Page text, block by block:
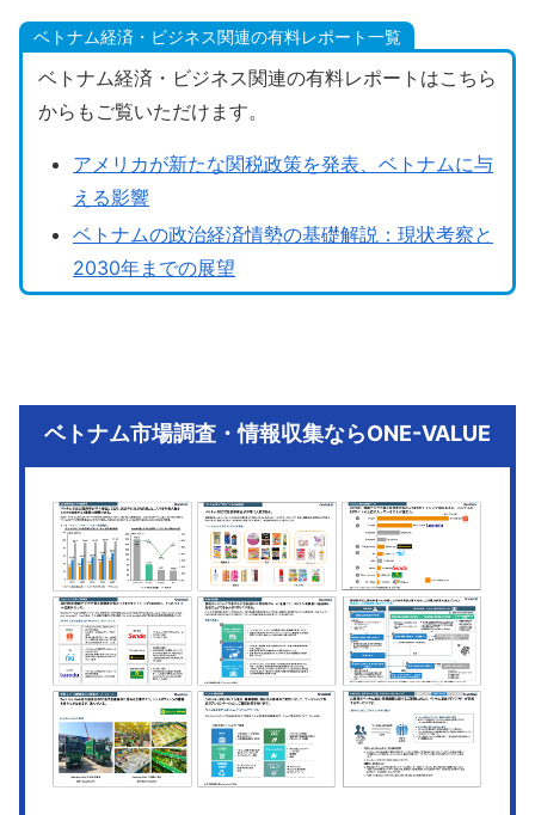
ベトナム経済・ビジネス関連の有料レポート一覧
ベトナム経済・ビジネス関連の有料レポートはこちら
からもご覧いただけます。
アメリカが新たな関税政策を発表、ベトナムに与
える影響
ベトナムの政治経済情勢の基礎解説：現状考察と
2030年までの展望
ベトナム市場調査・情報収集ならONE-VALUE